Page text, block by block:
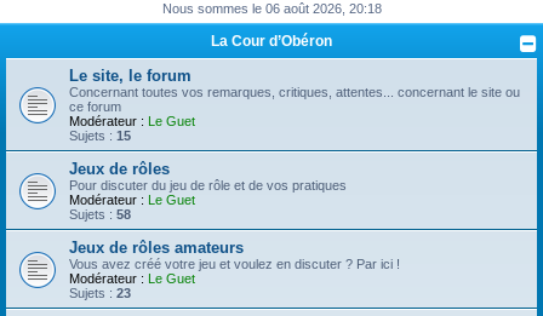
Nous sommes le 06 août 2026, 20:18
La Cour d’Obéron
Le site, le forum
Concernant toutes vos remarques, critiques, attentes... concernant le site ou
ce forum
Modérateur : Le Guet
Sujets : 15
Jeux de rôles
Pour discuter du jeu de rôle et de vos pratiques
Modérateur : Le Guet
Sujets : 58
Jeux de rôles amateurs
Vous avez créé votre jeu et voulez en discuter ? Par ici !
Modérateur : Le Guet
Sujets : 23